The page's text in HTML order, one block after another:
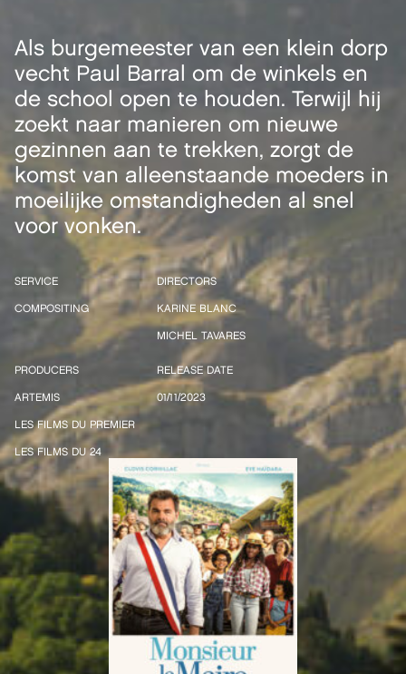
Als burgemeester van een klein dorp
vecht Paul Barral om de winkels en
de school open te houden. Terwijl hij
zoekt naar manieren om nieuwe
gezinnen aan te trekken, zorgt de
komst van alleenstaande moeders in
moeilijke omstandigheden al snel
voor vonken.
SERVICE
COMPOSITING
DIRECTORS
KARINE BLANC
MICHEL TAVARES
PRODUCERS
ARTEMIS
LES FILMS DU PREMIER
LES FILMS DU 24
RELEASE DATE
01/11/2023